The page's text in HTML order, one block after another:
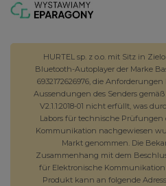
HURTEL sp. z o.o. mit Sitz in
Bluetooth-Autoplayer der Marke
6932172626976, die
Aussendungen des Senders gemäß
V2.1.1:2018-01 nicht erfüllt, was
Labors für technische Prüfungen
Kommunikation nachgewiesen
Markt genommen. Die
Zusammenhang mit dem
für Elektronische
Produkt kann an folgende